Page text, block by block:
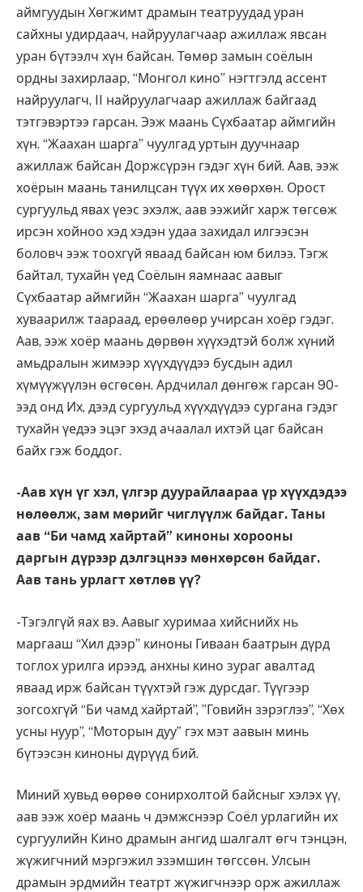
аймгуудын Хөгжимт драмын театруудад уран
сайхны удирдаач, найруулагчаар ажиллаж явсан
уран бүтээлч хүн байсан. Төмөр замын соёлын
ордны захирлаар, “Монгол кино” нэгтгэлд ассент
найруулагч, II найруулагчаар ажиллаж байгаад
тэтгэвэртээ гарсан. Ээж маань Сүхбаатар аймгийн
хүн. “Жаахан шарга” чуулгад уртын дуучнаар
ажиллаж байсан Доржсүрэн гэдэг хүн бий. Аав, ээж
хоёрын маань танилцсан түүх их хөөрхөн. Орост
сургуульд явах үеэс эхэлж, аав ээжийг харж төгсөж
ирсэн хойноо хэд хэдэн удаа захидал илгээсэн
боловч ээж тоохгүй яваад байсан юм билээ. Тэгж
байтал, тухайн үед Соёлын яамнаас аавыг
Сүхбаатар аймгийн “Жаахан шарга” чуулгад
хуваарилж таараад, ерөөлөөр учирсан хоёр гэдэг.
Аав, ээж хоёр маань дөрвөн хүүхэдтэй болж хүний
амьдралын жимээр хүүхдүүдээ бусдын адил
хүмүүжүүлэн өсгөсөн. Ардчилал дөнгөж гарсан 90-
ээд онд Их, дээд сургуульд хүүхдүүдээ сургана гэдэг
тухайн үедээ эцэг эхэд ачаалал ихтэй цаг байсан
байх гэж боддог.
-Аав хүн үг хэл, үлгэр дуурайлаараа үр хүүхдэдээ
нөлөөлж, зам мөрийг чиглүүлж байдаг. Таны
аав “Би чамд хайртай” киноны хорооны
даргын дүрээр дэлгэцнээ мөнхөрсөн байдаг.
Аав тань урлагт хөтлөв үү?
-Тэгэлгүй яах вэ. Аавыг хуримаа хийснийх нь
маргааш “Хил дээр” киноны Гиваан баатрын дүрд
тоглох урилга ирээд, анхны кино зураг авалтад
яваад ирж байсан түүхтэй гэж дурсдаг. Түүгээр
зогсохгүй “Би чамд хайртай”, ”Говийн зэрэглээ”, “Хөх
усны нуур”, “Моторын дуу” гэх мэт аавын минь
бүтээсэн киноны дүрүүд бий.
Миний хувьд өөрөө сонирхолтой байсныг хэлэх үү,
аав ээж хоёр маань ч дэмжснээр Соёл урлагийн их
сургуулийн Кино драмын ангид шалгалт өгч тэнцэн,
жүжигчний мэргэжил эзэмшин төгссөн. Улсын
драмын эрдмийн театрт жүжигчнээр орж ажиллаж